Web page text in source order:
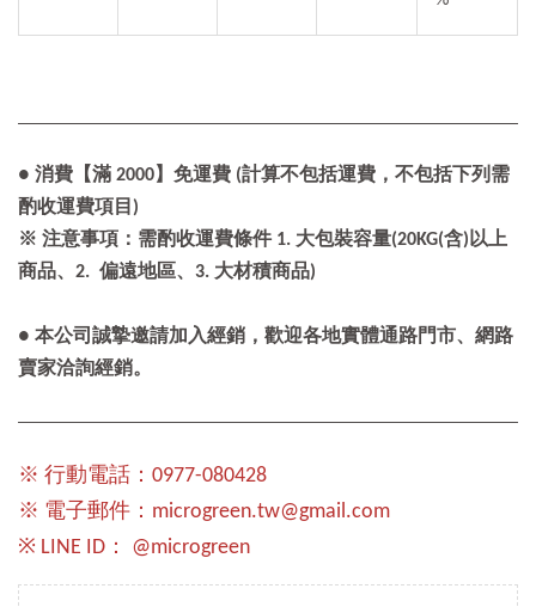
● 消費【滿 2000】免運費 (計算不包括運費，不包括下列需
酌收運費項目)
※ 注意事項：需酌收運費條件 1. 大包裝容量(20KG(含)以上
商品、2. 偏遠地區、3. 大材積商品)
● 本公司誠摯邀請加入經銷，歡迎各地實體通路門市、網路
賣家洽詢經銷。
※ 行動電話：0977-080428
※ 電子郵件：microgreen.tw@gmail.com
※ LINE ID： @microgreen